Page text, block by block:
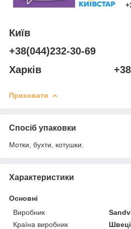
Київ
+38(044)232-30-69
Харків
Приховати
Спосіб упаковки
Мотки, бухти, котушки.
Характеристики
Основні
Виробник
Країна виробник